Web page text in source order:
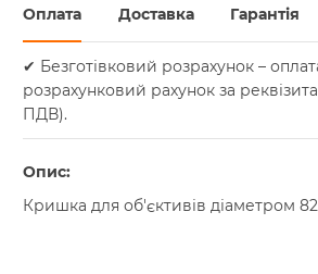
Оплата Доставка Гарантія
✔ Безготівковий розрахунок –
розрахунковий рахунок за
ПДВ).
Опис:
Кришка для об'єктивів діаметром